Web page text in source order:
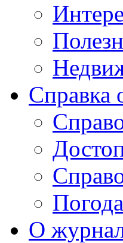
Справка
Погода
О